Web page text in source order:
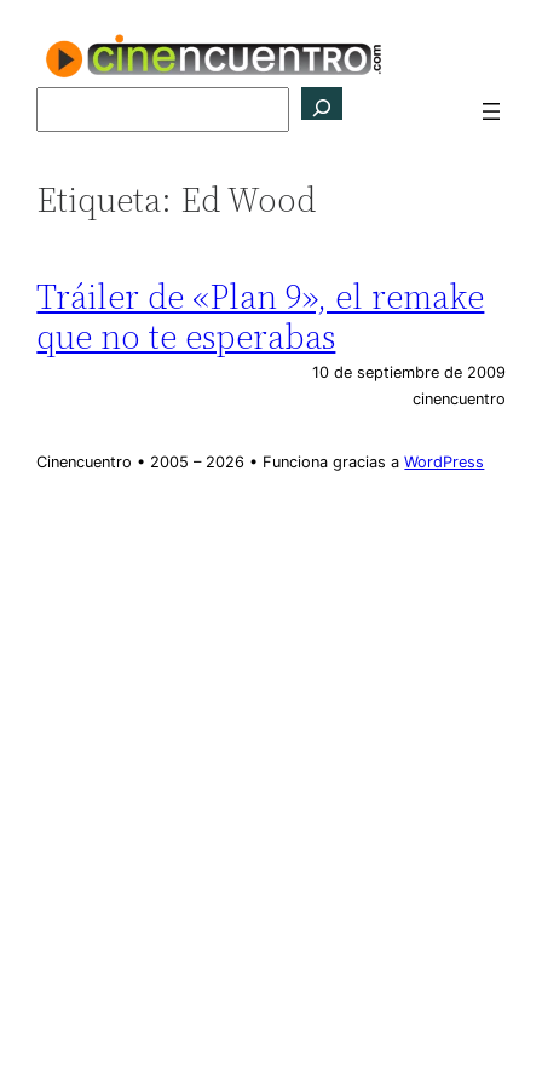
contenido
Etiqueta: Ed Wood
Tráiler de «Plan 9», el remake
que no te esperabas
10 de septiembre de 2009
cinencuentro
Cinencuentro • 2005 – 2026 • Funciona gracias aWordPress